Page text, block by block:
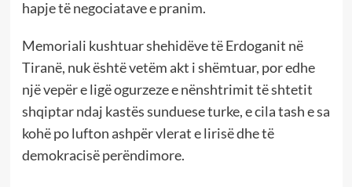
hapje të negociatave e pranim.
Memoriali kushtuar shehidëve të Erdoganit në
Tiranë, nuk është vetëm akt i shëmtuar, por edhe
një vepër e ligë ogurzeze e nënshtrimit të shtetit
shqiptar ndaj kastës sunduese turke, e cila tash e sa
kohë po lufton ashpër vlerat e lirisë dhe të
demokracisë perëndimore.